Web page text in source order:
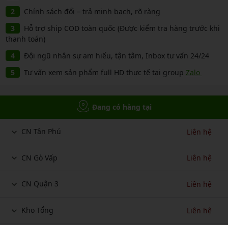
Chính sách đổi – trả minh bạch, rõ ràng
Hỗ trợ ship COD toàn quốc (Được kiểm tra hàng trước khi
thanh toán)
Đội ngũ nhân sự am hiểu, tận tâm, Inbox tư vấn 24/24
Tư vấn xem sản phẩm full HD thực tế tại group Zalo
Đang có hàng tại
CN Tân Phú Liên hệ
CN Gò Vấp Liên hệ
CN Quận 3 Liên hệ
Kho Tổng Liên hệ